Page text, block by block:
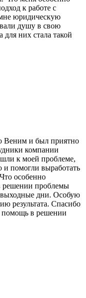
к работе с
юридическую
душу в свою
для них стала такой
Веним и был приятно
компании
к моей проблеме,
помогли выработать
особенно
решении проблемы
дни. Особую
результата. Спасибо
помощь в решении